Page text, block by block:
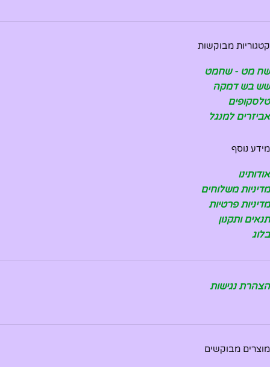
קטגוריות מבוקשות
שח מט - שחמט
שש בש דמקה
טלסקופים
אביזרים למנגל
מידע נוסף
אודותינו
מדיניות משלוחים
מדיניות פרטיות
תנאים ותקנון
בלוג
הצהרת נגישות
מוצרים מבוקשים